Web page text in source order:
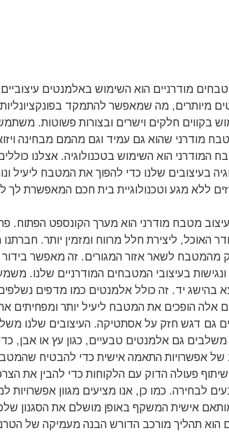
מודרניים הוא השימוש באלמנטים
מיותרים, מה שמאפשר להתמקד
בקווים חלקים וישרים ובצורות פשוטות.
מודרני שהוא גם עמיד וגם מהמם מבחינה
המודרני הוא השימוש בטכנולוגיה. אצלנו
בעיצובים שלנו כדי להפוך את המטבח ליעיל
ללא מגע וטכנולוגיית בית חכם המאפשרת
מטבח מודרני הוא מערך הקונספט הפתוח.
האוכל, ליצירת חלל מרווח ומזמין יותר.
מהמטבח לשאר אזור המגורים. זה מאפשר בידור
בעיצובי המטבחים המודרניים שלנו.
בהישג יד. זה כולל אלמנטים כמו מדפים
אלה הופכים את המטבח ליעיל יותר ומפחיתים את
גם דגש חזק על אסתטיקה. העיצובים שלנו
משלבים גם אלמנטים טבעיים, כגון עץ או אבן,
של אפשרויות התאמה אישית כדי להבטיח
פעולה הדוק עם הלקוחות כדי להבין את
לבחירה. כמו כן, אנו מציעים מגוון
אישית המשקף באופן מושלם את הסגנון
הוא תהליך מורכב הדורש הבנה מעמיקה של